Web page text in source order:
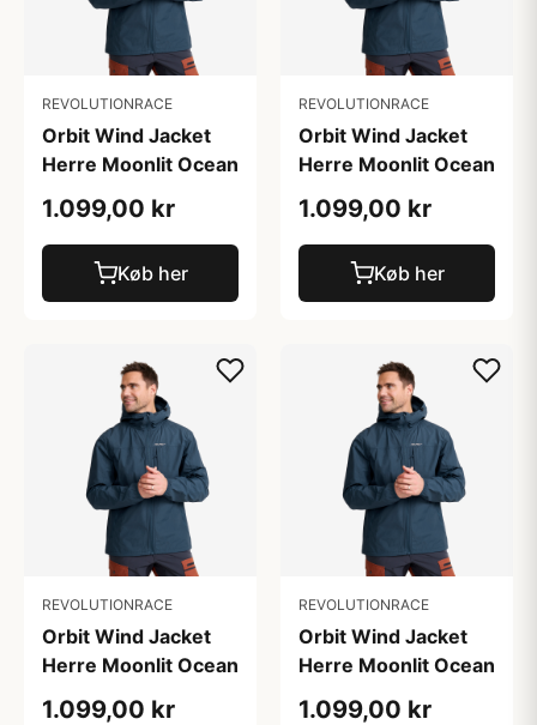
REVOLUTIONRACE
Orbit Wind Jacket
Herre Moonlit Ocean
1.099,00 kr
Køb her
REVOLUTIONRACE
Orbit Wind Jacket
Herre Moonlit Ocean
1.099,00 kr
Køb her
REVOLUTIONRACE
Orbit Wind Jacket
Herre Moonlit Ocean
1.099,00 kr
REVOLUTIONRACE
Orbit Wind Jacket
Herre Moonlit Ocean
1.099,00 kr